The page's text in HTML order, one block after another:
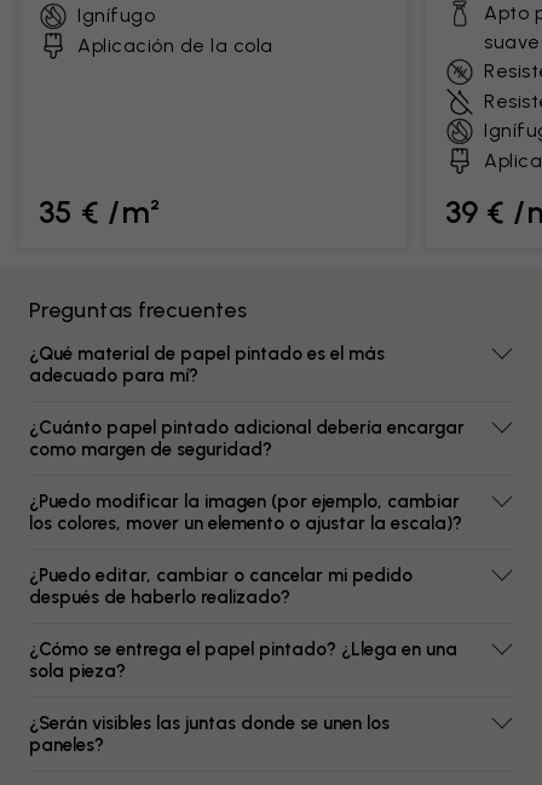
Ignífugo
Aplicación de la cola
35 € /m²
Apto
39 € /
Preguntas frecuentes
¿Qué material de papel pintado es el más
adecuado para mí?
¿Cuánto papel pintado adicional debería encargar
como margen de seguridad?
¿Puedo modificar la imagen (por ejemplo, cambiar
los colores, mover un elemento o ajustar la escala)?
¿Puedo editar, cambiar o cancelar mi pedido
después de haberlo realizado?
¿Cómo se entrega el papel pintado? ¿Llega en una
sola pieza?
¿Serán visibles las juntas donde se unen los
paneles?